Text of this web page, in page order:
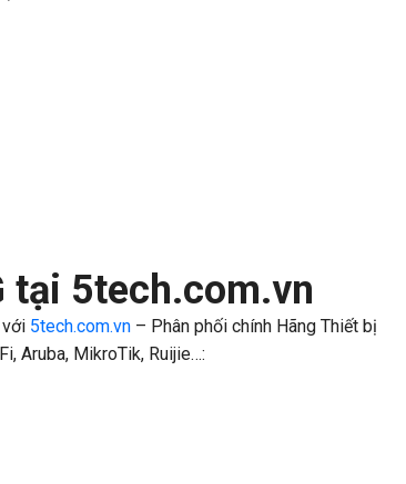
tại 5tech.com.vn
5tech.com.vn – Phân phối chính Hãng Thiết bị
Aruba, MikroTik, Ruijie…: